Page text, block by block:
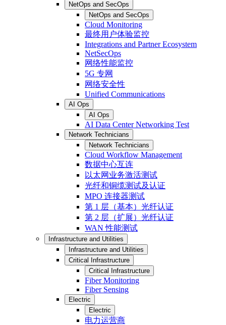
NetOps and SecOps
NetOps and SecOps
Cloud Monitoring
最终用户体验监控
Integrations and Partner Ecosystem
NetSecOps
网络性能监控
5G 专网
网络安全性
Unified Communications
AI Ops
AI Ops
AI Data Center Networking Test
Network Technicians
Network Technicians
Cloud Workflow Management
数据中心互连
以太网业务激活测试
光纤和铜缆测试及认证
MPO 连接器测试
第 1 层（基本）光纤认证
第 2 层（扩展）光纤认证
WAN 性能测试
Infrastructure and Utilities
Infrastructure and Utilities
Critical Infrastructure
Critical Infrastructure
Fiber Monitoring
Fiber Sensing
Electric
Electric
电力运营商